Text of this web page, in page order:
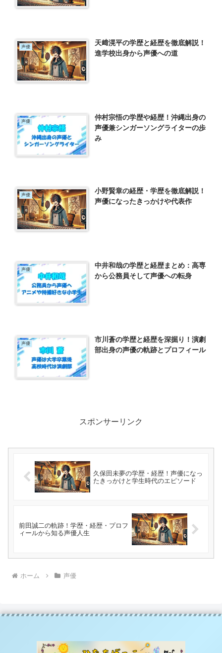
声優
天﨑滉平の学歴と経歴を徹底解説！
進学校出身から声優への道
声優
仲村宗悟の学歴や経歴！沖縄出身の
声優兼シンガーソングライターの歩
み
声優
小野賢章の経歴・学歴を徹底解説！
声優になったきっかけや代表作
声優
中井和哉の学歴と経歴まとめ：高専
から公務員そして声優への転身
声優
市川蒼の学歴と経歴を深掘り！演劇
部出身の声優の軌跡とプロフィール
スポンサーリンク
久保田未夢の学歴・経歴！声優になっ
たきっかけと学生時代のエピソード
前田誠二の軌跡！学歴・経歴・プロフ
ィールから知る声優人生
ホーム 声優